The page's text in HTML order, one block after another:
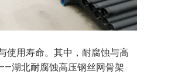
使用寿命。其中，耐腐蚀与高
湖北耐腐蚀高压钢丝网骨架